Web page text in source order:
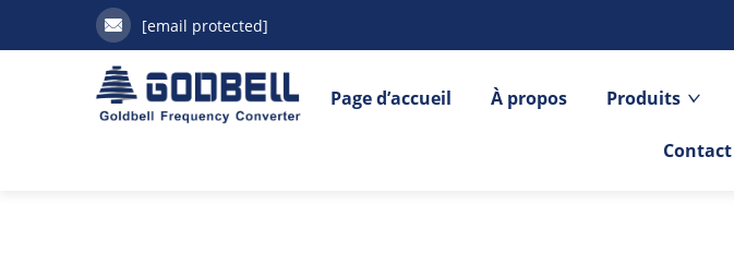
[email protected]
Page d’accueil À propos Produits
Contact